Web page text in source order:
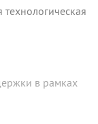
в рамках